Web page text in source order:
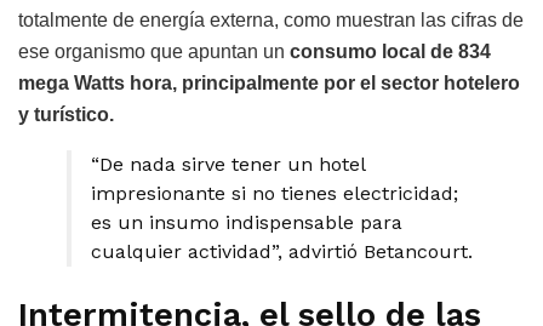
totalmente de energía externa, como muestran las cifras de
ese organismo que apuntan un consumo local de 834
mega Watts hora, principalmente por el sector hotelero
y turístico.
“De nada sirve tener un hotel
impresionante si no tienes electricidad;
es un insumo indispensable para
cualquier actividad”, advirtió Betancourt.
Intermitencia, el sello de las